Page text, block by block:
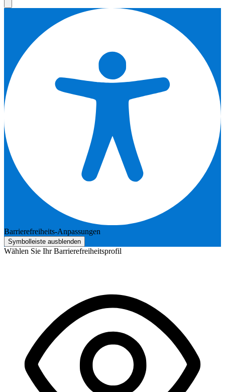
Barrierefreiheits-Anpassungen
Symbolleiste ausblenden
Wählen Sie Ihr Barrierefreiheitsprofil